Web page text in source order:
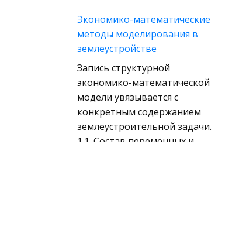
Муниципальное право
России
Радиоэлектроника
Право
Физкультура и Спорт
История отечественного
государства и права
Экономико-математические
методы моделирования в
землеустройстве
Запись структурной
экономико-математической
модели увязывается с
конкретным содержанием
землеустроительной задачи.
1.1. Состав переменных и